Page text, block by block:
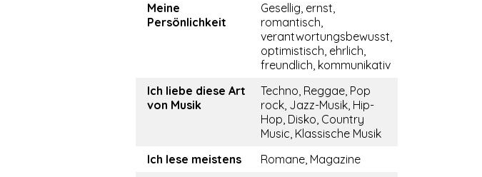
Meine
Persönlichkeit
Gesellig, ernst,
romantisch,
verantwortungsbewusst,
optimistisch, ehrlich,
freundlich, kommunikativ
Ich liebe diese Art
von Musik
Techno, Reggae, Pop
rock, Jazz-Musik, Hip-
Hop, Disko, Country
Music, Klassische Musik
Ich lese meistens
Romane, Magazine